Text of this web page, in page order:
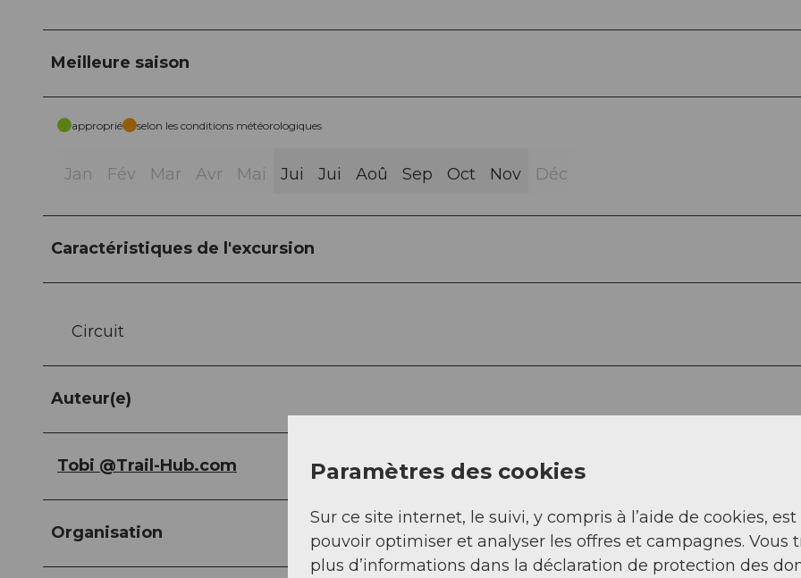
Meilleure saison
approprié selon les conditions météorologiques
Jan Fév Mar Avr Mai Jui Jui Aoû Sep Oct Nov Déc
Caractéristiques de l'excursion
Circuit
Auteur(e)
Tobi @Trail-Hub.com
Organisation
Paramètres des cookies
Sur ce site internet, le suivi, y compris à l’aide de cookies,
pouvoir optimiser et analyser les offres et campagnes. Vous
plus d’informations dans la déclaration de protection des